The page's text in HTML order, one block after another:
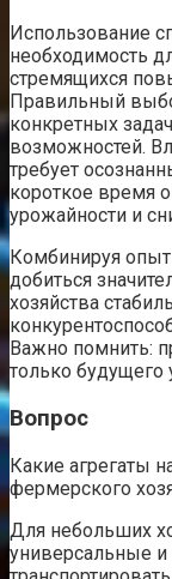
Использование
необходимость
стремящихся
Правильный
конкретных
возможностей.
требует
короткое время
урожайности и
Комбинируя
добиться
хозяйства
Важно помнить:
только будущего
Вопрос
Какие агрегаты
фермерского
Для небольших
универсальные и